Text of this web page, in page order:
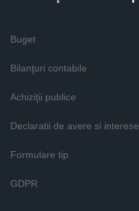
Buget
Bilanţuri contabile
Achiziţii publice
Declaratii de avere si interese
Formulare tip
GDPR